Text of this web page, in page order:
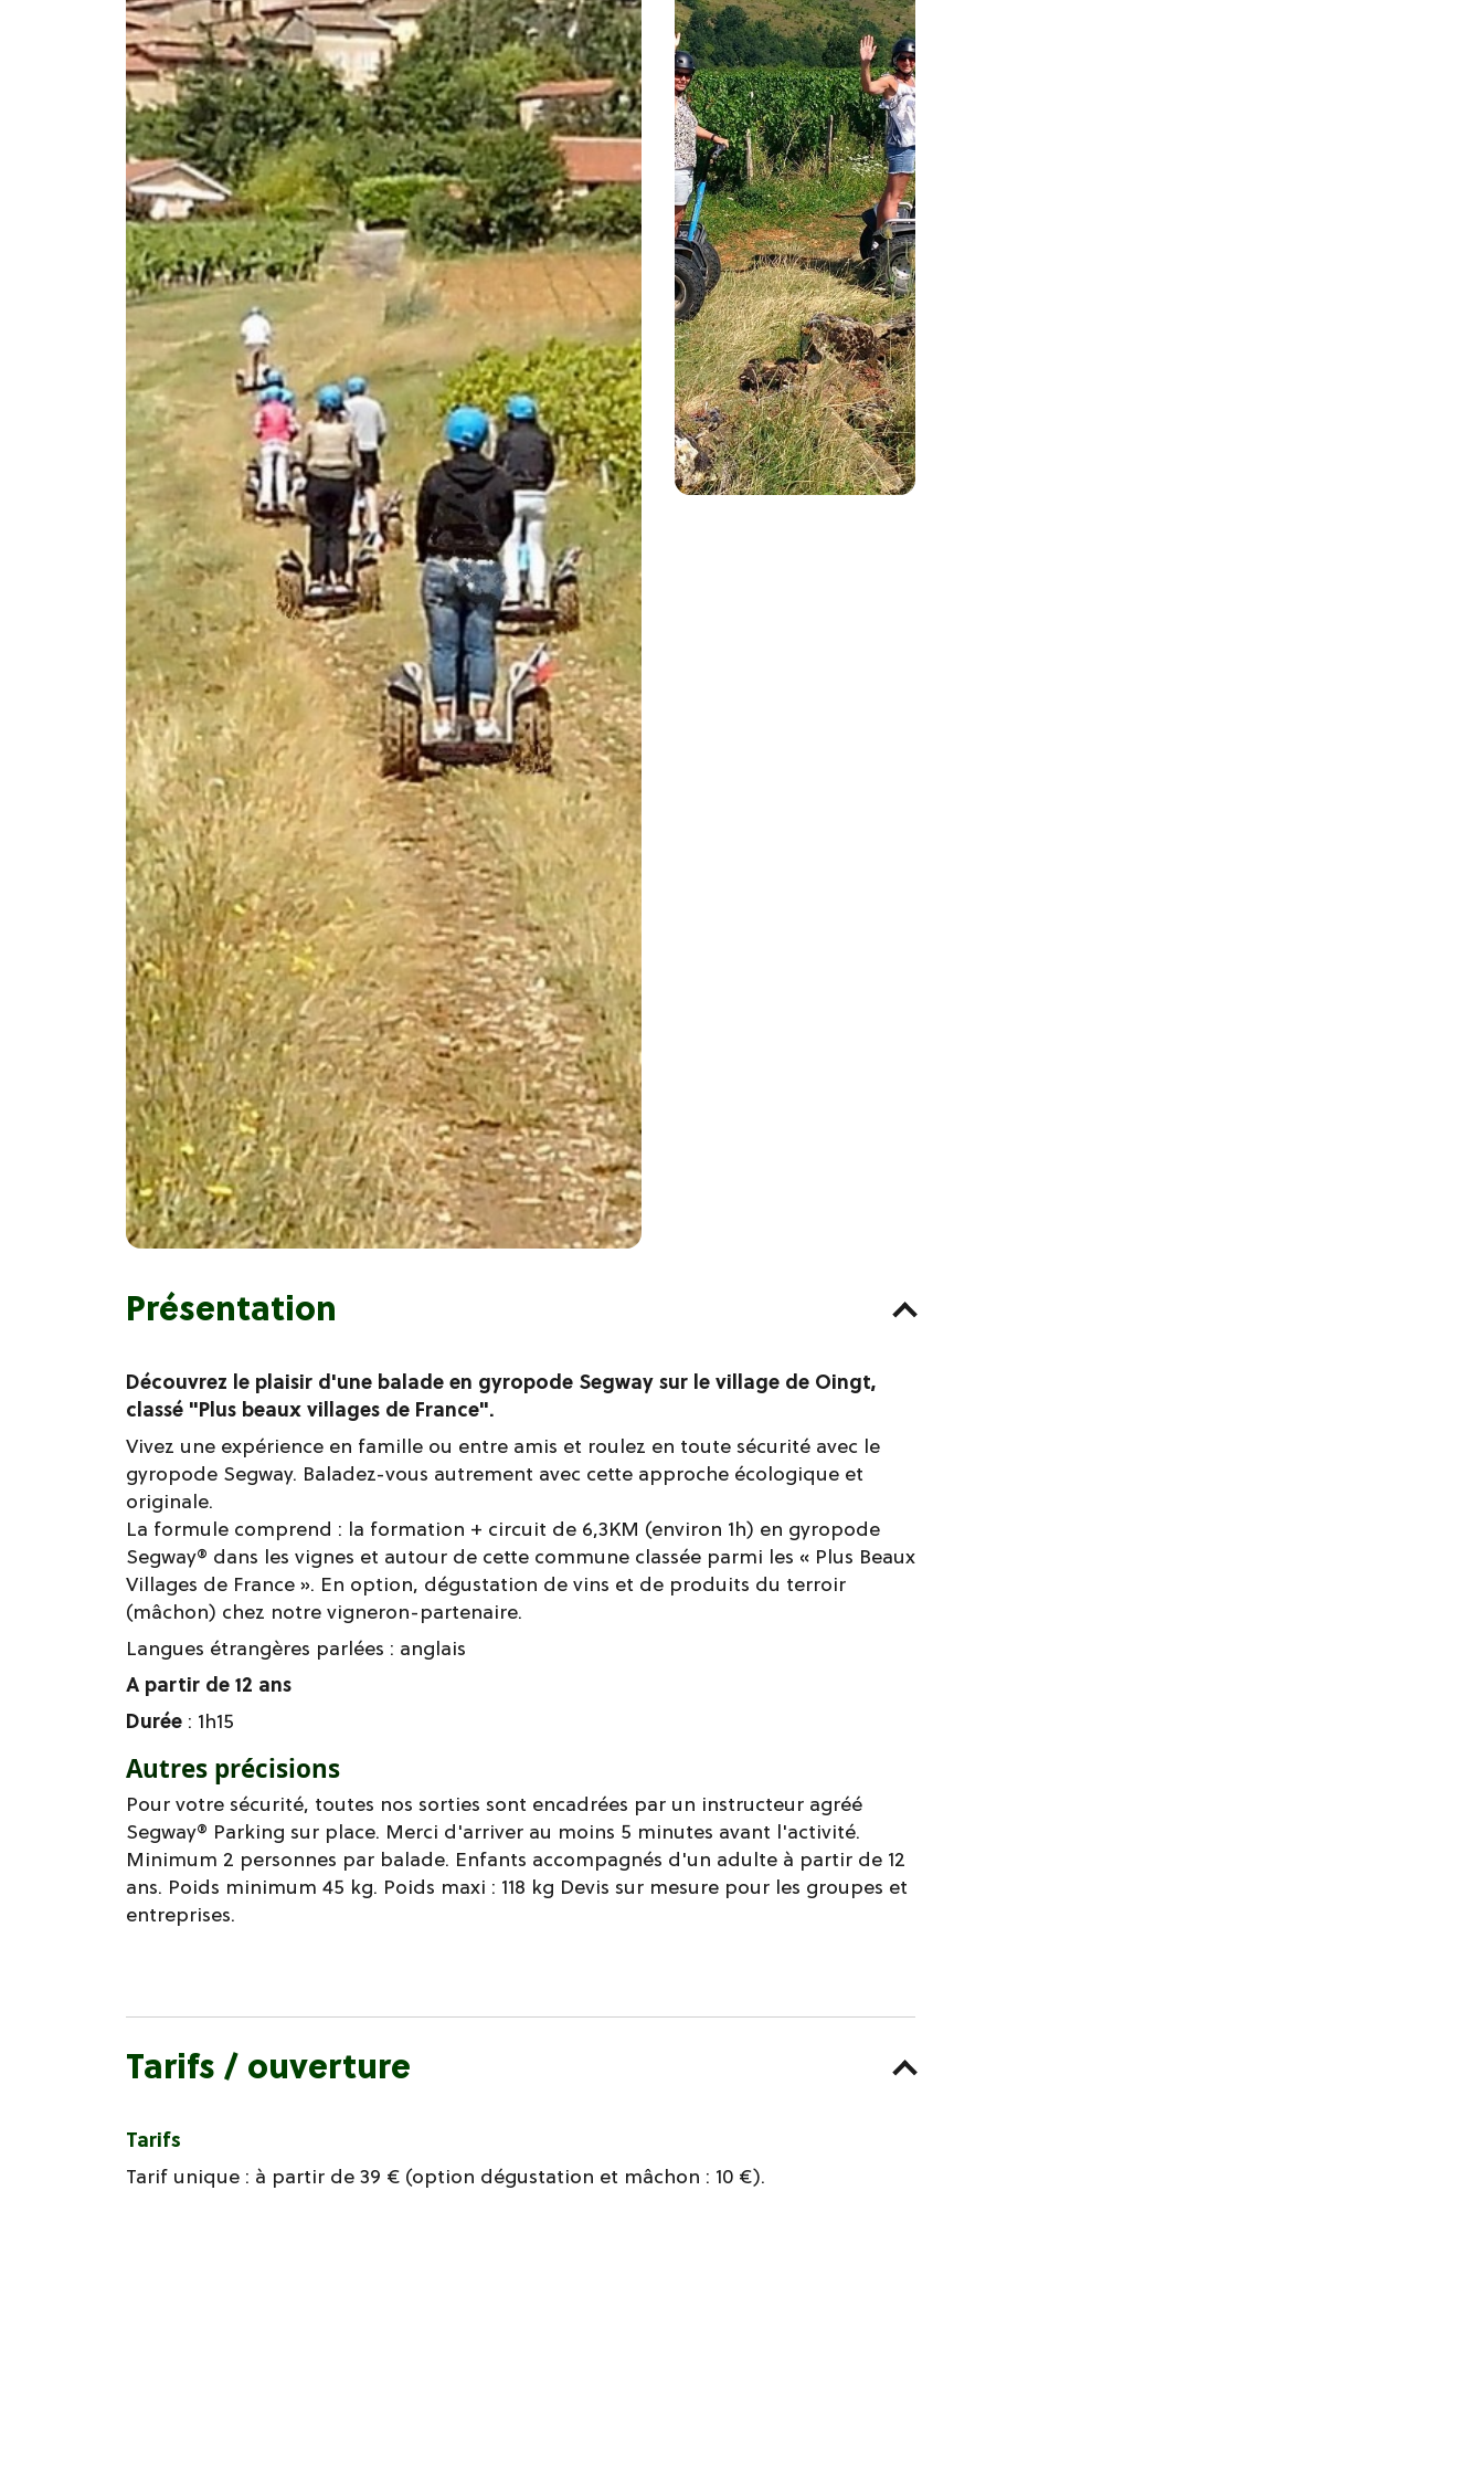
Présentation
Découvrez le plaisir d'une balade en gyropode Segway sur le village de Oingt,
classé "Plus beaux villages de France".
Vivez une expérience en famille ou entre amis et roulez en toute sécurité avec le
gyropode Segway. Baladez-vous autrement avec cette approche écologique et
originale.
La formule comprend : la formation + circuit de 6,3KM (environ 1h) en gyropode
Segway® dans les vignes et autour de cette commune classée parmi les « Plus Beaux
Villages de France ». En option, dégustation de vins et de produits du terroir
(mâchon) chez notre vigneron-partenaire.
Langues étrangères parlées : anglais
A partir de 12 ans
Durée : 1h15
Autres précisions
Pour votre sécurité, toutes nos sorties sont encadrées par un instructeur agréé
Segway® Parking sur place. Merci d'arriver au moins 5 minutes avant l'activité.
Minimum 2 personnes par balade. Enfants accompagnés d'un adulte à partir de 12
ans. Poids minimum 45 kg. Poids maxi : 118 kg Devis sur mesure pour les groupes et
entreprises.
Tarifs / ouverture
Tarifs
Tarif unique : à partir de 39 € (option dégustation et mâchon : 10 €).